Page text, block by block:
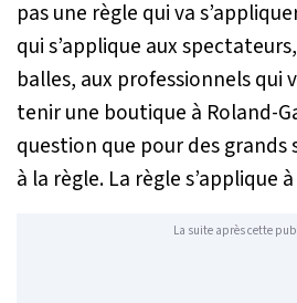
pas une règle qui va
qui s’applique aux
balles, aux professionnels
tenir une boutique à Roland-
question que pour des
à la règle. La règle s’applique
La suite après cette